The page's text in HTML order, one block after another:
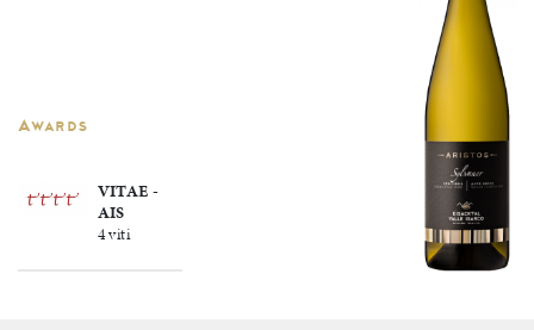
Awards
VITAE -
AIS
4 viti